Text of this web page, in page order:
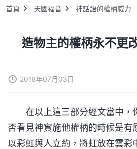
首頁 天國福音 神話語的權柄威力
造物主的權柄永不更
2018年07月03日
在以上這三部分經文當中，
否看見神實施他權柄的時候是有
以彩虹與人立約，將虹放在雲彩